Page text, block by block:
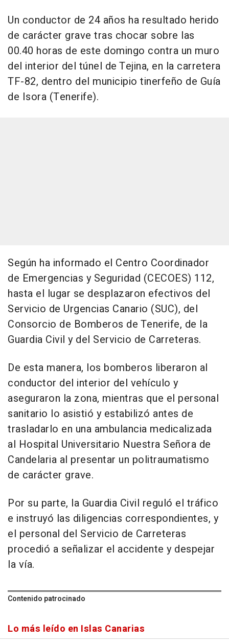
Un conductor de 24 años ha resultado herido
de carácter grave tras chocar sobre las
00.40 horas de este domingo contra un muro
del interior del túnel de Tejina, en la carretera
TF-82, dentro del municipio tinerfeño de Guía
de Isora (Tenerife).
Según ha informado el Centro Coordinador
de Emergencias y Seguridad (CECOES) 112,
hasta el lugar se desplazaron efectivos del
Servicio de Urgencias Canario (SUC), del
Consorcio de Bomberos de Tenerife, de la
Guardia Civil y del Servicio de Carreteras.
De esta manera, los bomberos liberaron al
conductor del interior del vehículo y
aseguraron la zona, mientras que el personal
sanitario lo asistió y estabilizó antes de
trasladarlo en una ambulancia medicalizada
al Hospital Universitario Nuestra Señora de
Candelaria al presentar un politraumatismo
de carácter grave.
Por su parte, la Guardia Civil reguló el tráfico
e instruyó las diligencias correspondientes, y
el personal del Servicio de Carreteras
procedió a señalizar el accidente y despejar
la vía.
Contenido patrocinado
Lo más leído en Islas Canarias